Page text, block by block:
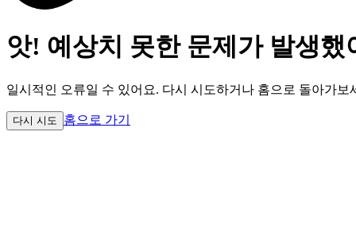
앗! 예상치 못한 문제가 발생했
일시적인 오류일 수 있어요. 다시 시도하거나 홈으로 돌아가보
다시 시도 홈으로 가기